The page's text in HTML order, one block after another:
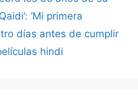
‘Mi primera
días antes de cumplir
hindi